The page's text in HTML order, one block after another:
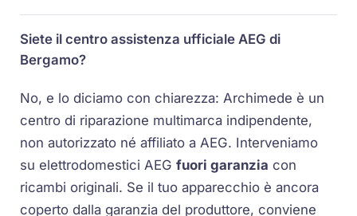
Siete il centro assistenza ufficiale AEG di
Bergamo?
No, e lo diciamo con chiarezza: Archimede è un
centro di riparazione multimarca indipendente,
non autorizzato né affiliato a AEG. Interveniamo
su elettrodomestici AEGfuori garanzia con
ricambi originali. Se il tuo apparecchio è ancora
coperto dalla garanzia del produttore, conviene